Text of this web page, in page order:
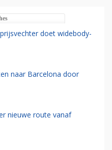
doet widebody-
naar Barcelona door
nieuwe route vanaf